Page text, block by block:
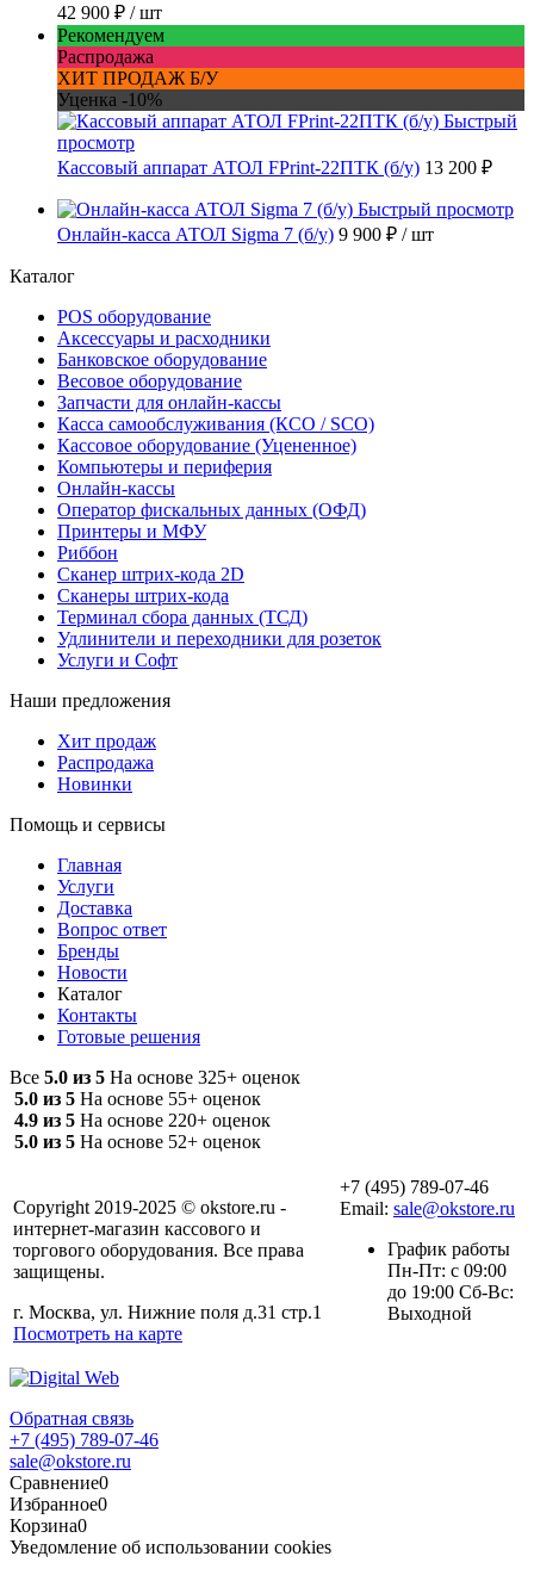
42 900 ₽ / шт
Рекомендуем
Распродажа
ХИТ ПРОДАЖ Б/У
Уценка -10%
Быстрый
просмотр
Кассовый аппарат АТОЛ FPrint-22ПТК (б/у) 13 200 ₽
Быстрый просмотр
Онлайн-касса АТОЛ Sigma 7 (б/у) 9 900 ₽ / шт
Каталог
POS оборудование
Аксессуары и расходники
Банковское оборудование
Весовое оборудование
Запчасти для онлайн-кассы
Касса самообслуживания (КСО / SCO)
Кассовое оборудование (Уцененное)
Компьютеры и периферия
Онлайн-кассы
Оператор фискальных данных (ОФД)
Принтеры и МФУ
Риббон
Сканер штрих-кода 2D
Сканеры штрих-кода
Терминал сбора данных (ТСД)
Удлинители и переходники для розеток
Услуги и Софт
Наши предложения
Хит продаж
Распродажа
Новинки
Помощь и сервисы
Главная
Услуги
Доставка
Вопрос ответ
Бренды
Новости
Каталог
Контакты
Готовые решения
Все 5.0 из 5 На основе 325+ оценок
5.0 из 5 На основе 55+ оценок
4.9 из 5 На основе 220+ оценок
5.0 из 5 На основе 52+ оценок
Copyright 2019-2025 © okstore.ru -
интернет-магазин кассового и
торгового оборудования. Все права
защищены.
г. Москва, ул. Нижние поля д.31 стр.1
Посмотреть на карте
+7 (495) 789-07-46
Email: sale@okstore.ru
График работы
Пн-Пт: с 09:00
до 19:00 Сб-Вс:
Выходной
Обратная связь
+7 (495) 789-07-46
sale@okstore.ru
Сравнение0
Избранное0
Корзина0
Уведомление об использовании cookies